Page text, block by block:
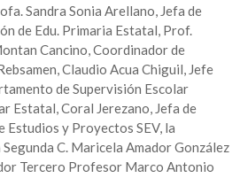
Sandra Sonia Arellano, Jefa de
de Edu. Primaria Estatal, Prof.
Cancino, Coordinador de
Claudio Acua Chiguil, Jefe
de Supervisión Escolar
Estatal, Coral Jerezano, Jefa de
Estudios y Proyectos SEV, la
C. Maricela Amador González
Tercero Profesor Marco Antonio